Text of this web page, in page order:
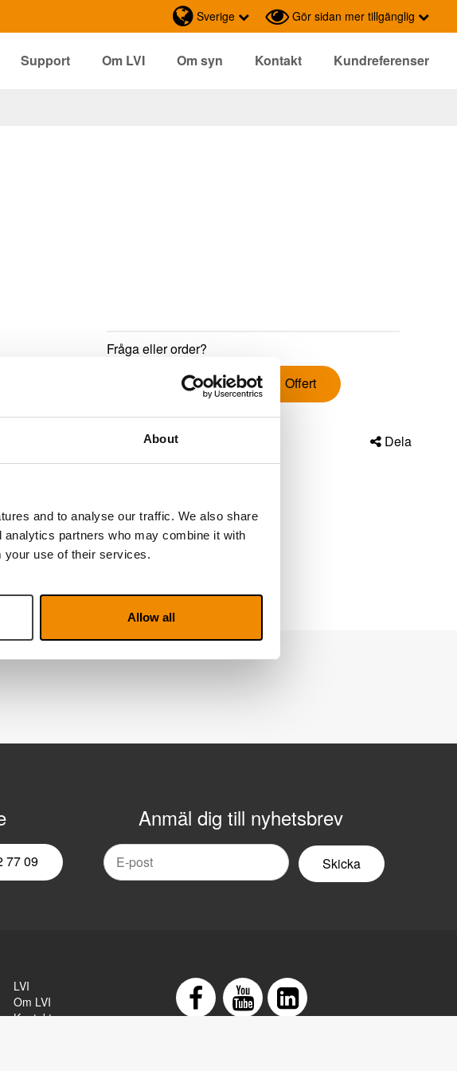
About
and to analyse our traffic. We also share
partners who may combine it with
your use of their services.
Allow all
Sverige Gör sidan mer tillgänglig
Support Om LVI Om syn Kontakt
Kundreferenser
Fråga eller order?
0470 72 77 00
Offert
Dela
77 09
Anmäl dig till nyhetsbrev
Email
nyhetsbrev
LVI
Om LVI
Kontakt